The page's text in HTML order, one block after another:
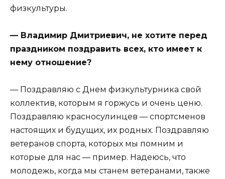
физкультуры.
— Владимир Дмитриевич, не хотите перед
праздником поздравить всех, кто имеет к
нему отношение?
— Поздравляю с Днем физкультурника свой
коллектив, которым я горжусь и очень ценю.
Поздравляю красносулинцев — спортсменов
настоящих и будущих, их родных. Поздравляю
ветеранов спорта, которых мы помним и
которые для нас — пример. Надеюсь, что
молодежь, когда мы станем ветеранами, также